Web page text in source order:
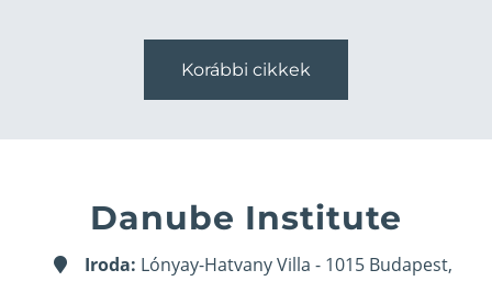
Korábbi cikkek
Danube Institute
Iroda: Lónyay-Hatvany Villa - 1015 Budapest,